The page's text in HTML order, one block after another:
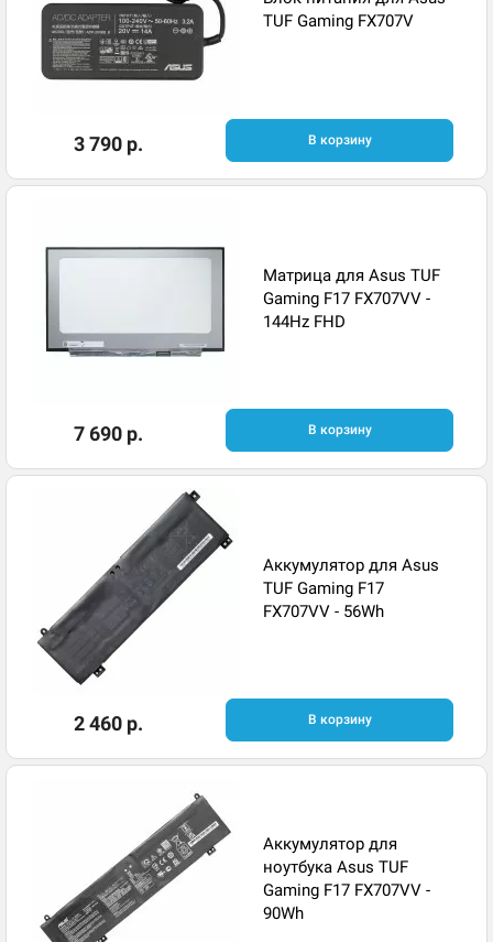
TUF Gaming FX707V
3 790 р. В корзину
Матрица для Asus TUF
Gaming F17 FX707VV -
144Hz FHD
7 690 р. В корзину
Аккумулятор для Asus
TUF Gaming F17
FX707VV - 56Wh
2 460 р. В корзину
Аккумулятор для
ноутбука Asus TUF
Gaming F17 FX707VV -
90Wh